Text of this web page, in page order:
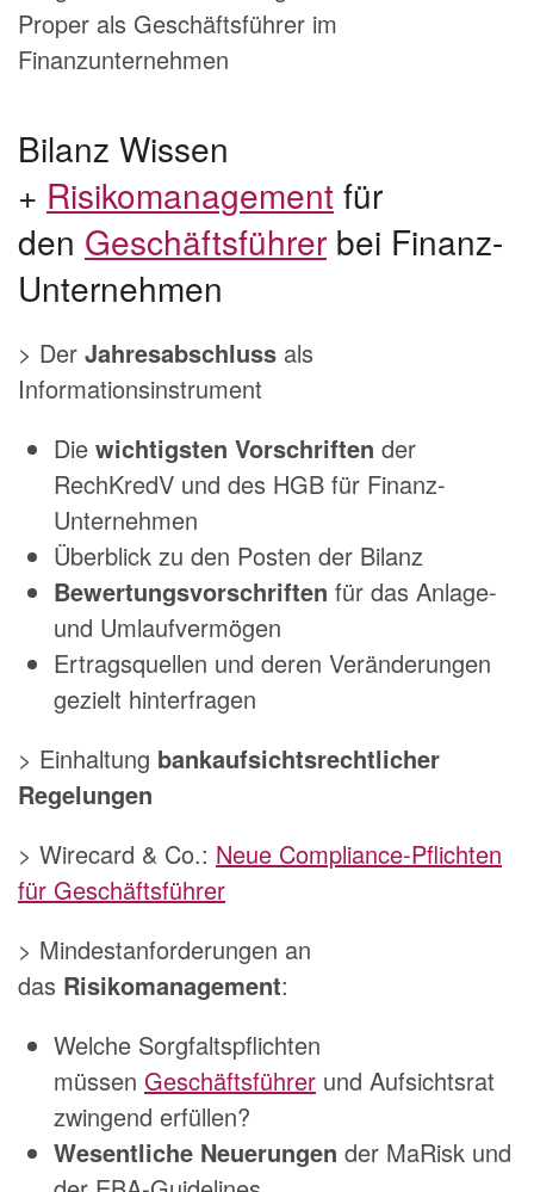
Proper als Geschäftsführer im
Finanzunternehmen
Bilanz Wissen
+ Risikomanagement für
den Geschäftsführer bei Finanz-
Unternehmen
> Der Jahresabschluss als
Informationsinstrument
Die wichtigsten Vorschriften der
RechKredV und des HGB für Finanz-
Unternehmen
Überblick zu den Posten der Bilanz
Bewertungsvorschriften für das Anlage-
und Umlaufvermögen
Ertragsquellen und deren Veränderungen
gezielt hinterfragen
> Einhaltung bankaufsichtsrechtlicher
Regelungen
> Wirecard & Co.: Neue Compliance-Pflichten
für Geschäftsführer
> Mindestanforderungen an
das Risikomanagement:
Welche Sorgfaltspflichten
müssen Geschäftsführer und Aufsichtsrat
zwingend erfüllen?
Wesentliche Neuerungen der MaRisk und